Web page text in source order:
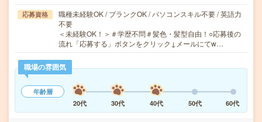
応募資格
職種未経験OK / ブランクOK / パソコンスキル不要 / 英語力
不要
＜未経験OK！＞＃学歴不問＃髪色・髪型自由！○応募後の
流れ「応募する」ボタンをクリック↓メールにてw…
職場の雰囲気
年齢層
20代
30代 40代 50代 60代